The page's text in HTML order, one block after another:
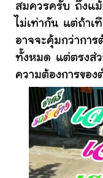
สมควรครับ ถึงแม้
ไม่เท่ากัน แต่ถ้าเ
อาจจะคุ้มกว่าการ
ทั้งหมด แต่ตรงส่
ความต้องการของ